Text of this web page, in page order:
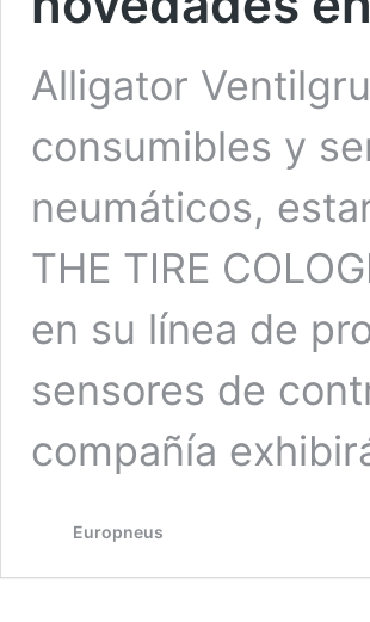
Alligator
consumibles y
neumáticos,
THE TIRE
en su línea de
sensores de
compañía
Europneus